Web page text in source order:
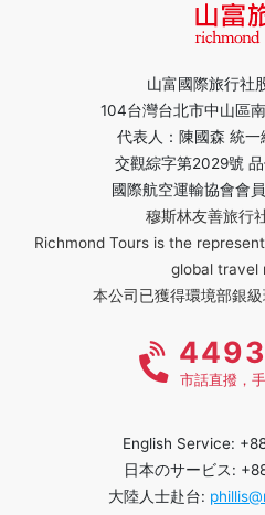
山富國際旅行社
104台灣台北市中山區
代表人：陳國森 統
交觀綜字第2029號
國際航空運輸協會會
穆斯林友善旅行
Richmond Tours is the
global travel
本公司已獲得環境部銀
市話直撥，
English Service:
日本のサービス:
大陸人士赴台: